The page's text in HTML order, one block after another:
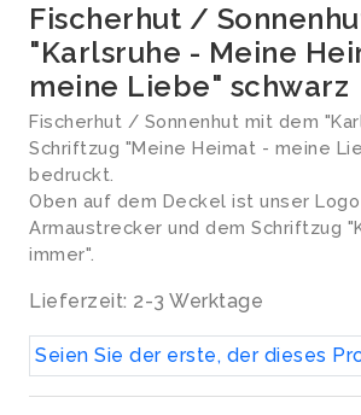
Fischerhut /
"Karlsruhe - Meine
meine Liebe" schwarz
Fischerhut / Sonnenhut mit dem
Schriftzug "Meine Heimat - meine
bedruckt.
Oben auf dem Deckel ist unser
Armaustrecker und dem Schriftzug
immer".
Lieferzeit: 2-3 Werktage
Seien Sie der erste, der dieses